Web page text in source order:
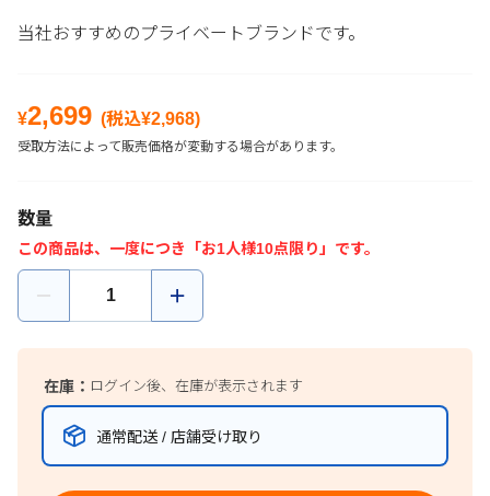
当社おすすめのプライベートブランドです。
¥2,699 (税込¥2,968)
受取方法によって販売価格が変動する場合があります。
数量
この商品は、一度につき「お1人様10点限り」です。
在庫： ログイン後、在庫が表示されます
通常配送 / 店舗受け取り